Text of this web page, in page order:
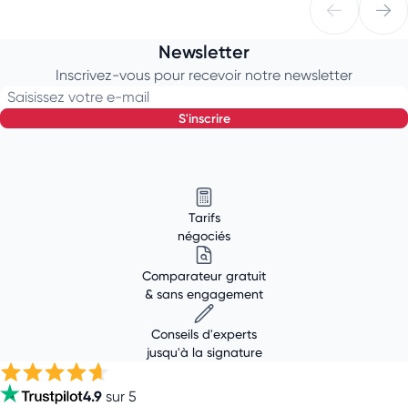
Newsletter
Inscrivez-vous pour recevoir notre newsletter
Saisissez votre e-mail
s'inscrire
Tarifs
négociés
Comparateur gratuit
& sans engagement
Conseils d'experts
jusqu'à la signature
4.9 sur 5